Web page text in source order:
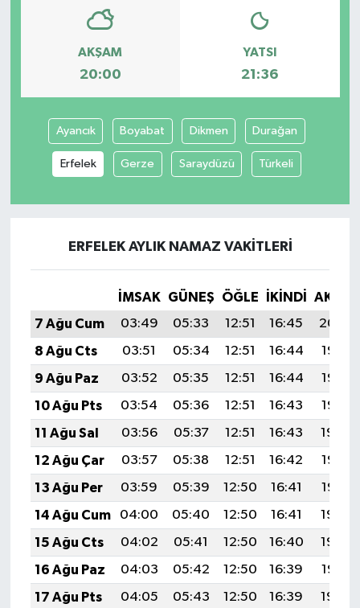
AKŞAM
20:00
YATSI
21:36
Ayancık Boyabat Dikmen Durağan
Erfelek Gerze Saraydüzü Türkeli
ERFELEK AYLIK NAMAZ VAKITLERI
İMSAK GÜNEŞ ÖĞLE İKINDI
7 Ağu Cum
03:49 05:33 12:51 16:45
20:00
8 Ağu Cts
03:51 05:34 12:51 16:44
19:58
9 Ağu Paz
03:52 05:35 12:51 16:44
19:57
10 Ağu Pts
03:54 05:36 12:51 16:43
19:56
11 Ağu Sal
03:56 05:37 12:51 16:43
19:54
12 Ağu Çar
03:57 05:38 12:51 16:42
19:53
13 Ağu Per
03:59 05:39 12:50 16:41
19:52
14 Ağu Cum
04:00 05:40 12:50 16:41
19:50
15 Ağu Cts
04:02 05:41 12:50 16:40
19:49
16 Ağu Paz
04:03 05:42 12:50 16:39
19:47
17 Ağu Pts
04:05 05:43 12:50 16:39
19:46
RÖPORTAJ
SAĞLIK
SPOR
TARIM
TEKNOLOJİ